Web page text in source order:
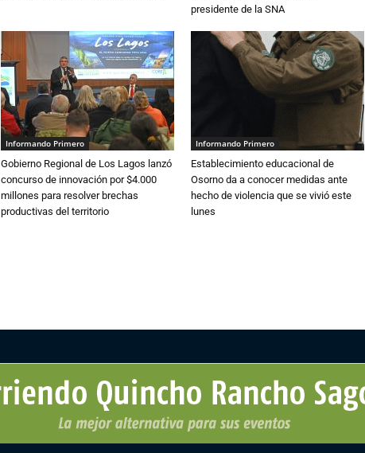
presidente de la SNA
Informando Primero
Gobierno Regional de Los Lagos lanzó
concurso de innovación por $4.000
millones para resolver brechas
productivas del territorio
Informando Primero
Establecimiento educacional de
Osorno da a conocer medidas ante
hecho de violencia que se vivió este
lunes